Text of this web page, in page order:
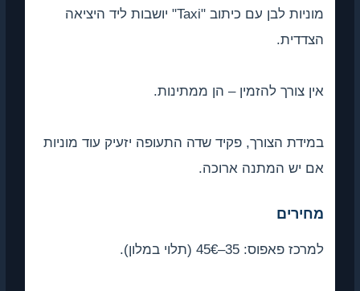
מוניות לבן עם כיתוב "Taxi" יושבות ליד היציאה
הצדדית.
אין צורך להזמין – הן ממתינות.
במידת הצורך, פקיד שדה התעופה יזעיק עוד מוניות
אם יש המתנה ארוכה.
מחירים
למרכז פאפוס: 35–45€ (תלוי במלון).